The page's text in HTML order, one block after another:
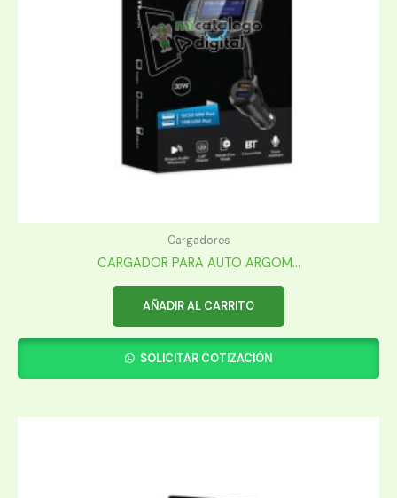
Cargadores
CARGADOR PARA AUTO ARGOM...
AÑADIR AL CARRITO
SOLICITAR COTIZACIÓN